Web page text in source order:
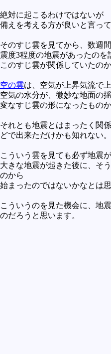
絶対に起こるわけではないが
備えを考える方が良いと言っ
そのすじ雲を見てから、数週
震度3程度の地震があったのを
このすじ雲が関係していたの
空の雲は、空気が上昇気流で
空気の水分が、微妙な地面の
変なすじ雲の形になったものか
それとも地震とはまったく関
どで出来ただけかも知れない。
こういう雲を見ても必ず地震
大きな地震が起きた後に、そ
のから
始まったのではないかなとは思
こういうのを見た機会に、地
のだろうと思います。